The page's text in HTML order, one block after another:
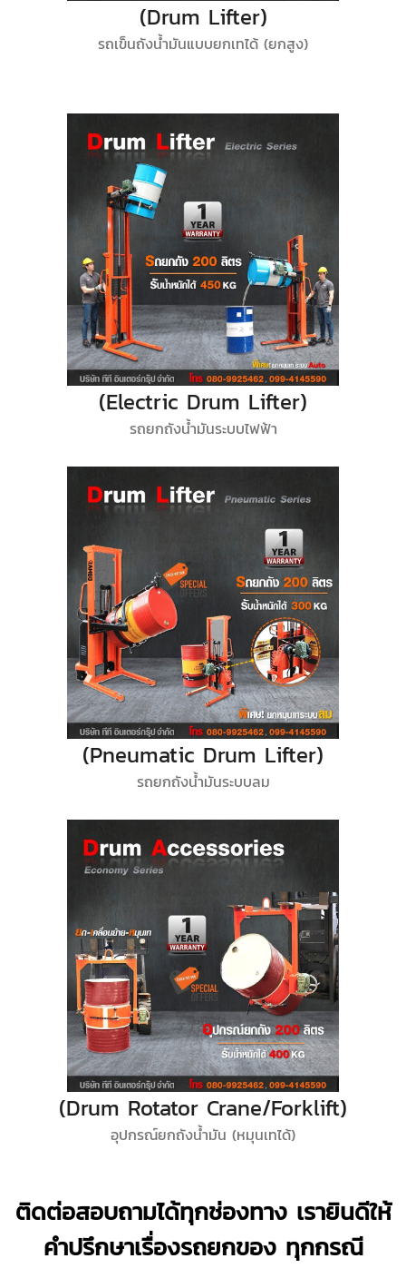
(Drum Lifter)
รถเข็นถังน้ำมันแบบยกเทได้ (ยกสูง)
(Electric Drum Lifter)
รถยกถังน้ำมันระบบไฟฟ้า
(Pneumatic Drum Lifter)
รถยกถังน้ำมันระบบลม
(Drum Rotator Crane/Forklift)
อุปกรณ์ยกถังน้ำมัน (หมุนเทได้)
ติดต่อสอบถามได้ทุกช่องทาง เรายินดีให้
คำปรึกษาเรื่องรถยกของ ทุกกรณี